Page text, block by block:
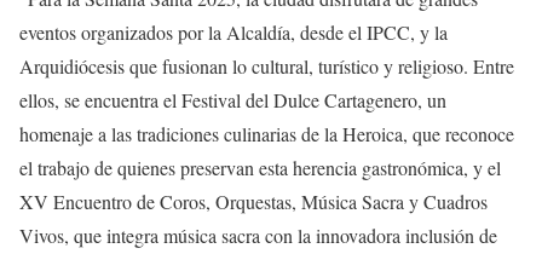
eventos organizados por la Alcaldía, desde el IPCC, y la
Arquidiócesis que fusionan lo cultural, turístico y religioso. Entre
ellos, se encuentra el Festival del Dulce Cartagenero, un
homenaje a las tradiciones culinarias de la Heroica, que reconoce
el trabajo de quienes preservan esta herencia gastronómica, y el
XV Encuentro de Coros, Orquestas, Música Sacra y Cuadros
Vivos, que integra música sacra con la innovadora inclusión de